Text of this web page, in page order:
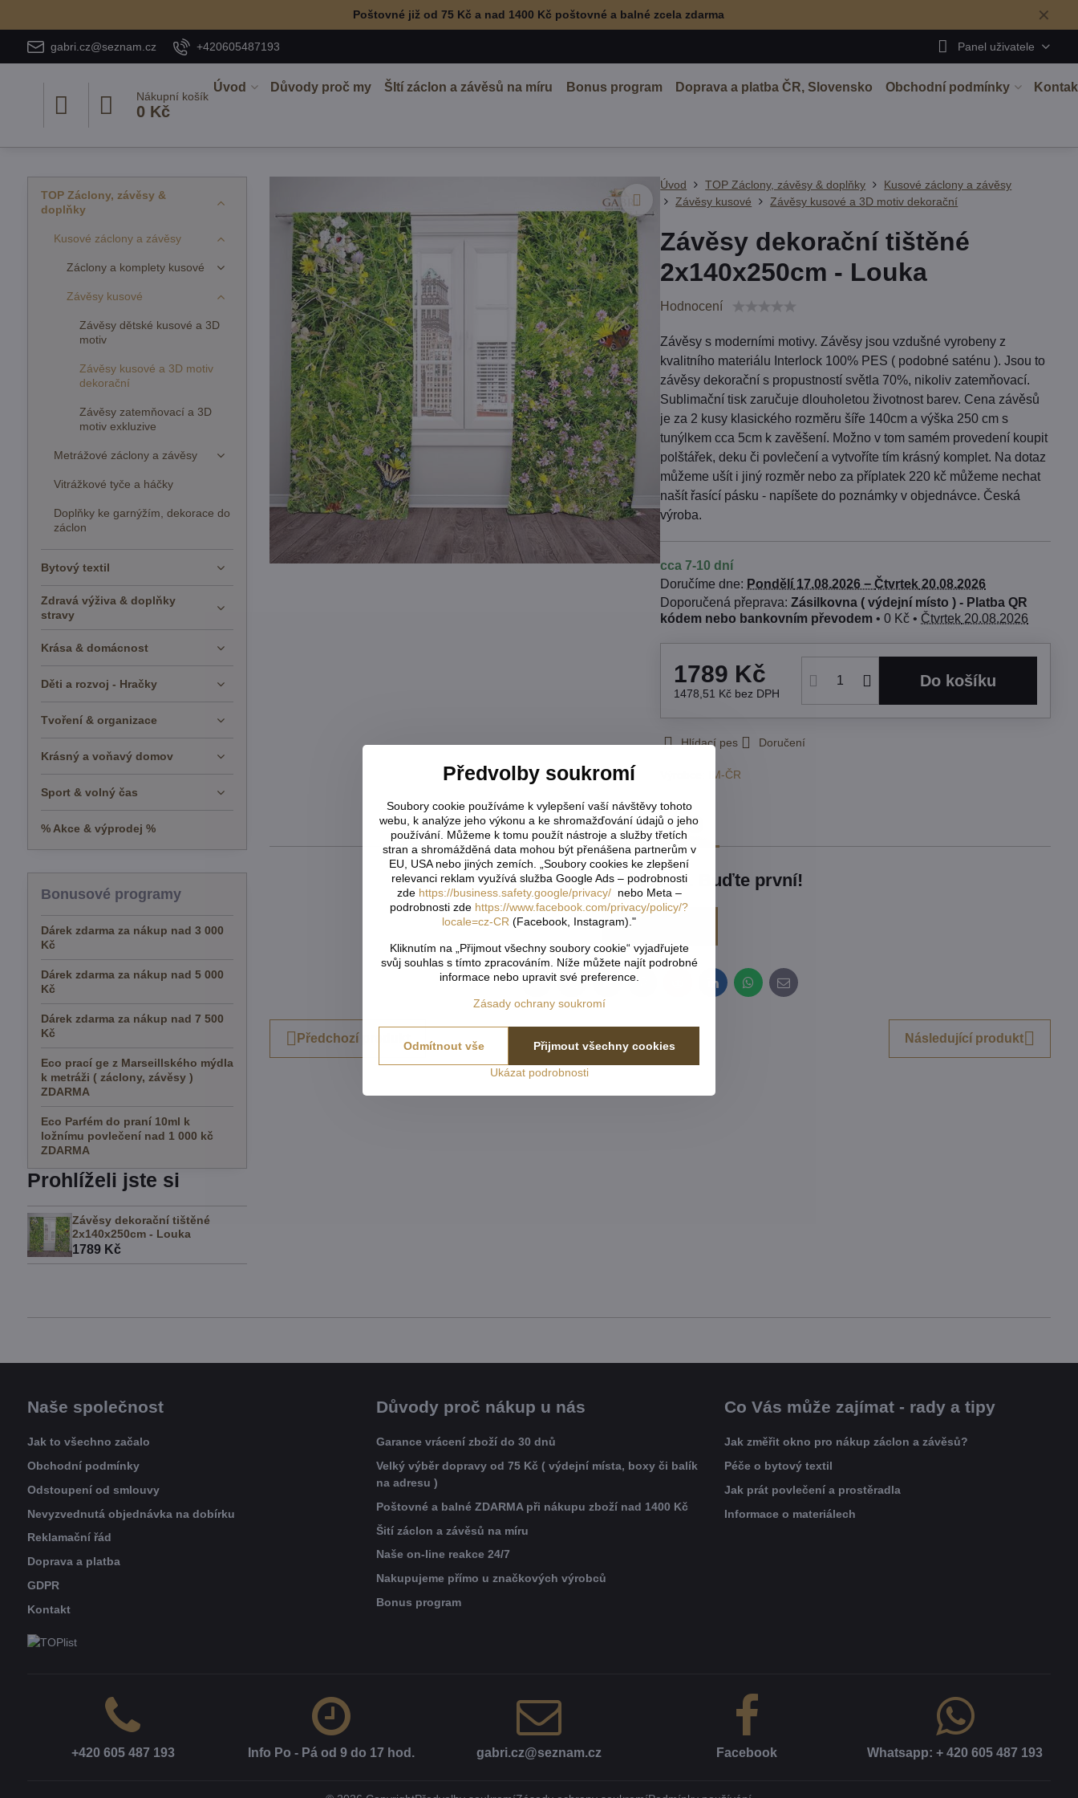
✕
Poštovné již od 75 Kč a nad 1400 Kč poštovné a balné zcela zdarma
gabri.cz@seznam.cz +420605487193 Panel uživatele
Nákupní košík
0 Kč
Úvod Důvody proč my ŠItí záclon a závěsů na míru Bonus program Doprava a platba ČR, Slovensko Obchodní podmínky
Úvod TOP Záclony, závěsy & doplňky
Kusové záclony a závěsy
Závěsy kusové
Závěsy kusové a 3D motiv dekorační
Závěsy dekorační tištěné
2x140x250cm - Louka
Hodnocení
Závěsy s moderními motivy. Závěsy jsou vzdušné vyrobeny z
kvalitního materiálu Interlock 100% PES ( podobné saténu ). Jsou to
závěsy dekorační s propustností světla 70%, nikoliv zatemňovací.
Sublimační tisk zaručuje dlouholetou životnost barev. Cena závěsů
je za 2 kusy klasického rozměru šíře 140cm a výška 250 cm s
tunýlkem cca 5cm k zavěšení. Možno v tom samém provedení koupit
polštářek, deku či povlečení a vytvoříte tím krásný komplet. Na dotaz
můžeme ušít i jiný rozměr nebo za příplatek 220 kč můžeme nechat
našít řasící pásku - napíšete do poznámky v objednávce. Česká
výroba.
cca 7-10 dní
Doručíme dne: Pondělí 17.08.2026 −Čtvrtek 20.08.2026
Zásilkovna ( výdejní místo ) - Platba QR
kódem nebo bankovním převodem •0 Kč • Čtvrtek 20.08.2026
1789 Kč
1478,51 Kč bez DPH
Do košíku
Hlídací pes Doručení
IM-ČR
Recenze 0
Zatím bez hodnocení. Buďte první!
Přidat recenzi
FacebookTwitter LinkedInWhatsApp
E-
mail
Předchozí produkt Následující produkt
TOP Záclony, závěsy &
doplňky
Kusové záclony a závěsy
Záclony a komplety kusové
Závěsy kusové
Závěsy dětské kusové a 3D
motiv
Závěsy kusové a 3D motiv
dekorační
Závěsy zatemňovací a 3D
motiv exkluzive
Metrážové záclony a závěsy
Vitrážkové tyče a háčky
Doplňky ke garnýžím, dekorace do
záclon
Bytový textil
Zdravá výživa & doplňky
stravy
Krása & domácnost
Děti a rozvoj - Hračky
Tvoření & organizace
Krásný a voňavý domov
Sport & volný čas
% Akce & výprodej %
Bonusové programy
Dárek zdarma za nákup nad 3 000
Kč
Dárek zdarma za nákup nad 5 000
Kč
Dárek zdarma za nákup nad 7 500
Kč
Eco prací ge z Marseillského mýdla
k metráži ( záclony, závěsy )
ZDARMA
Eco Parfém do praní 10ml k
ložnímu povlečení nad 1 000 kč
ZDARMA
Prohlíželi jste si
Závěsy dekorační tištěné
2x140x250cm - Louka
1789 Kč
Naše společnost
Jak to všechno začalo
Obchodní podmínky
Odstoupení od smlouvy
Nevyzvednutá objednávka na dobírku
Reklamační řád
Doprava a platba
GDPR
Kontakt
Důvody proč nákup u nás
Garance vrácení zboží do 30 dnů
Velký výběr dopravy od 75 Kč ( výdejní místa, boxy či balík
na adresu )
Poštovné a balné ZDARMA při nákupu zboží nad 1400 Kč
Šití záclon a závěsů na míru
Naše on-line reakce 24/7
Nakupujeme přímo u značkových výrobců
Bonus program
Co Vás může zajímat - rady a tipy
Jak změřit okno pro nákup záclon a závěsů?
Péče o bytový textil
Jak prát povlečení a prostěradla
Informace o materiálech
+420 605 487 193 Info Po - Pá od 9 do 17 hod​. gabri​.cz​@seznam​.cz Facebook Whatsapp: + 420 605 487 193
Předvolby soukromí
Soubory cookie používáme k vylepšení vaší návštěvy tohoto
webu, k analýze jeho výkonu a ke shromažďování údajů o jeho
používání. Můžeme k tomu použít nástroje a služby třetích
stran a shromážděná data mohou být přenášena partnerům v
EU, USA nebo jiných zemích. „Soubory cookies ke zlepšení
relevanci reklam využívá služba Google Ads – podrobnosti
zde https://business.safety.google/privacy/nebo Meta –
podrobnosti zde https://www.facebook.com/privacy/policy/?
locale=cz-CR (Facebook, Instagram)."
Kliknutím na „Přijmout všechny soubory cookie“ vyjadřujete
svůj souhlas s tímto zpracováním. Níže můžete najít podrobné
informace nebo upravit své preference.
Zásady ochrany soukromí
Ukázat podrobnosti
Přijmout všechny cookies
Odmítnout vše